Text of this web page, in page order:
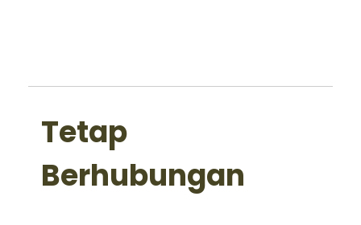
Tetap
Berhubungan